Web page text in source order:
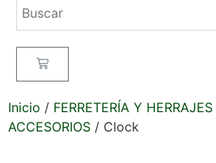
Inicio / FERRETERÍA Y HERRAJES
ACCESORIOS / Clock